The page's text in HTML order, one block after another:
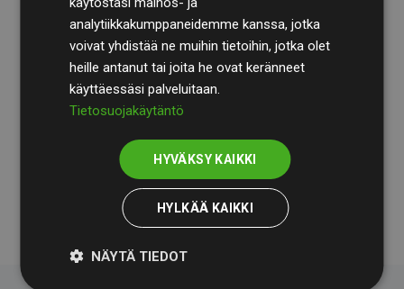
TilintarkastusyhtiöBDOkäy säännöllisesti läpi
laskelmamme ja menetelmämme varmistaakseen
läpinäkyvyyden ja luotettavuuden.
Heidän tarkastuksensa osoittavat, että investoinnit
ilmastohankkeisiin kompensoivat keskimäärin
arvioiduista CO₂-päästöistä
jäsenverkkosivustoilla –
selkeä todiste toimintatapamme todellisesta
analytiikkakumppaneidemme kanssa, jotka
voivat yhdistää ne muihin tietoihin, jotka olet
heille antanut tai joita he ovat keränneet
käyttäessäsi palveluitaan.
Tietosuojakäytäntö
HYVÄKSY KAIKKI
HYLKÄÄ KAIKKI
NÄYTÄ TIEDOT